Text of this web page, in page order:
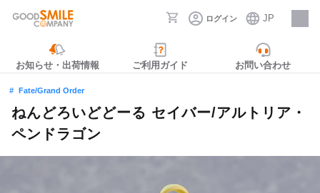
ログイン JP
採用情報
お知らせ・出荷情報 ご利用ガイド お問い合わせ
Fate/Grand Order
ねんどろいどどーる セイバー/アルトリア・
ペンドラゴン